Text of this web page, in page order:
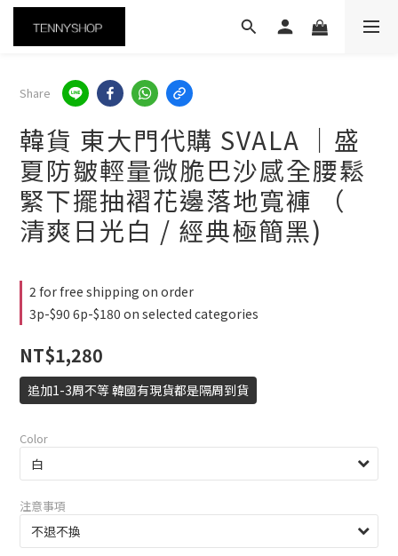
Share
韓貨 東大門代購 SVALA ｜盛
夏防皺輕量微脆巴沙感全腰鬆
緊下擺抽褶花邊落地寬褲 （
清爽日光白 / 經典極簡黑)
2 for free shipping on order
3p-$90 6p-$180 on selected categories
NT$1,280
追加1-3周不等 韓國有現貨都是隔周到貨
Color
注意事項